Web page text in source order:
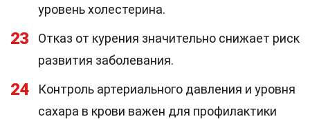
уровень холестерина.
23
Отказ от курения значительно снижает риск
развития заболевания.
24
Контроль артериального давления и уровня
сахара в крови важен для профилактики